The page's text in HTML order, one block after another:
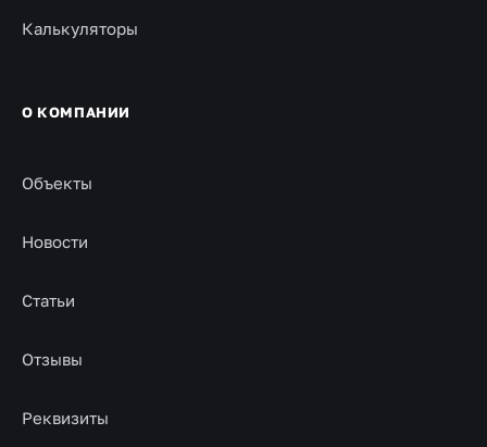
Калькуляторы
О КОМПАНИИ
Объекты
Новости
Статьи
Отзывы
Реквизиты